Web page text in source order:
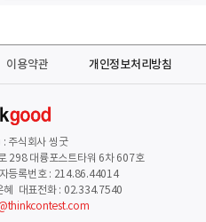
이용약관 개인정보처리방침
: 주식회사 씽굿
298 대륭포스트타워 6차 607호
등록번호 : 214.86.44014
혜 대표전화 : 02.334.7540